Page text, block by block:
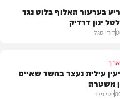
בערעור האלוף בלוט נגד
ינון דרדיק
דודי סגל
עילית נעצר בחשד שאיים
משטרה
יוסי פלד